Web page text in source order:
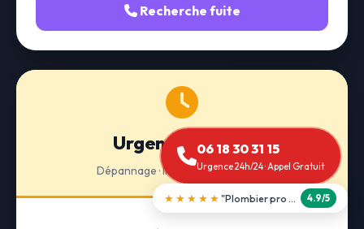
Recherche fuite
Urgence 24h/24
Dépannage · Intervention express
06 18 30 31 15
Urgence 24h/24 · Appel Gratuit
★★★★★ "Débouchage WC en 30 min" 5.0/5